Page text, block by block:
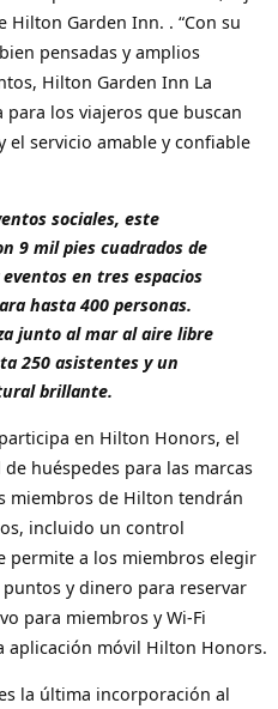
Hilton Garden Inn. . “Con su
pensadas y amplios
Hilton Garden Inn La
para los viajeros que buscan
servicio amable y confiable
sociales, este
9 mil pies cuadrados de
en tres espacios
hasta 400 personas.
junto al mar al aire libre
250 asistentes y un
brillante.
en Hilton Honors, el
huéspedes para las marcas
miembros de Hilton tendrán
incluido un control
permite a los miembros elegir
y dinero para reservar
para miembros y Wi-Fi
aplicación móvil Hilton Honors.
la última incorporación al